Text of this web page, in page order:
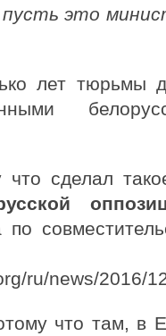
это
лет тюрьмы
что сделал
по
ru/news/2016/
что там, в